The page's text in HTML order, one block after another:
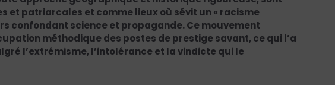
et patriarcales et comme lieux où sévit un « racisme
confondant science et propagande. Ce mouvement
méthodique des postes de prestige savant, ce qui l’a
l’extrémisme, l’intolérance et la vindicte qui le